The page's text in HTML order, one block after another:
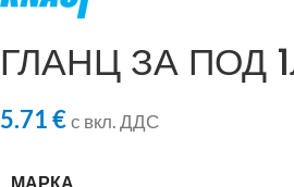
ГЛАНЦ ЗА ПОД
5.71€с вкл. ДДС